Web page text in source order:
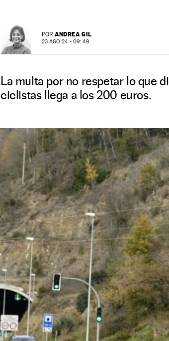
POR ANDREA GIL
23 AGO 24 - 09: 49
La multa por no respetar lo que
ciclistas llega a los 200 euros.